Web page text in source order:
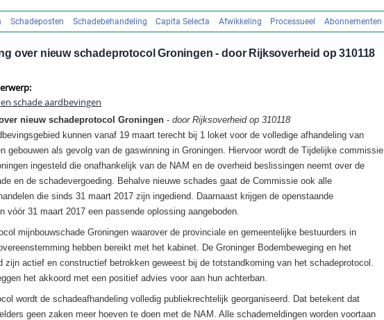
Schadeposten Schadebehandeling Capita Selecta Afwikkeling Processueel Abonnementen
over nieuw schadeprotocol Groningen - door Rijksoverheid op 310118
schade aardbevingen
nieuw schadeprotocol Groningen-door Rijksoverheid op 310118
kunnen vanaf 19 maart terecht bij 1 loket voor de volledige afhandeling van
gebouwen als gevolg van de gaswinning in Groningen. Hiervoor wordt de Tijdelijke commissie
ingesteld die onafhankelijk van de NAM en de overheid beslissingen neemt over de
en de schadevergoeding. Behalve nieuwe schades gaat de Commissie ook alle
die sinds 31 maart 2017 zijn ingediend. Daarnaast krijgen de openstaande
vóór 31 maart 2017 een passende oplossing aangeboden.
mijnbouwschade Groningen waarover de provinciale en gemeentelijke bestuurders in
hebben bereikt met het kabinet. De Groninger Bodembeweging en het
zijn actief en constructief betrokken geweest bij de totstandkoming van het schadeprotocol.
het akkoord met een positief advies voor aan hun achterban.
wordt de schadeafhandeling volledig publiekrechtelijk georganiseerd. Dat betekent dat
geen zaken meer hoeven te doen met de NAM. Alle schademeldingen worden voortaan